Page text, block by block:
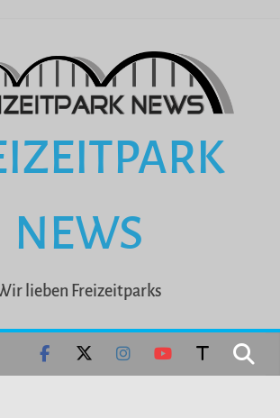
NEWS
lieben Freizeitparks